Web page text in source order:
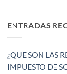
ENTRADAS
¿QUE SON LAS
IMPUESTO DE